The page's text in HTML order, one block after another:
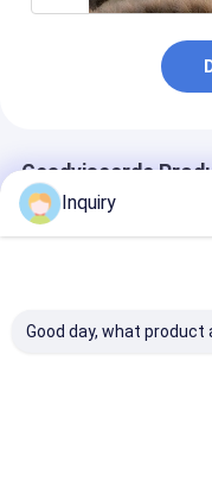
Geadviseerde
Inquiry
Good day, what product